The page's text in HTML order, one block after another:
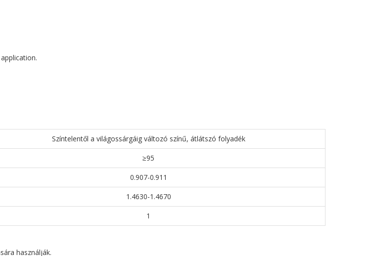
Színtelentől a világossárgáig változó színű, átlátszó folyadék
≥95
0.907-0.911
1.4630-1.4670
1
használják.